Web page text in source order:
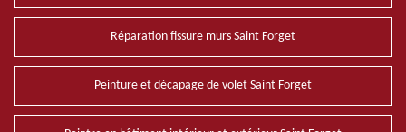
Réparation fissure murs Saint Forget
Peinture et décapage de volet Saint Forget